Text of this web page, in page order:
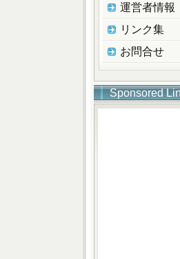
運営者情報
リンク集
お問合せ
Sponsored